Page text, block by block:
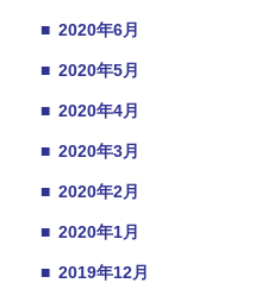
■ 2020年6月
■ 2020年5月
■ 2020年4月
■ 2020年3月
■ 2020年2月
■ 2020年1月
■ 2019年12月